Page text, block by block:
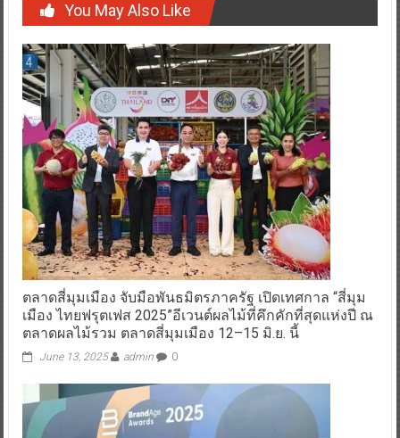
You May Also Like
ตลาดสี่มุมเมือง จับมือพันธมิตรภาครัฐ เปิดเทศกาล “สี่มุม
เมือง ไทยฟรุตเฟส 2025”อีเวนต์ผลไม้ที่คึกคักที่สุดแห่งปี ณ
ตลาดผลไม้รวม ตลาดสี่มุมเมือง 12–15 มิ.ย. นี้
June 13, 2025 admin 0